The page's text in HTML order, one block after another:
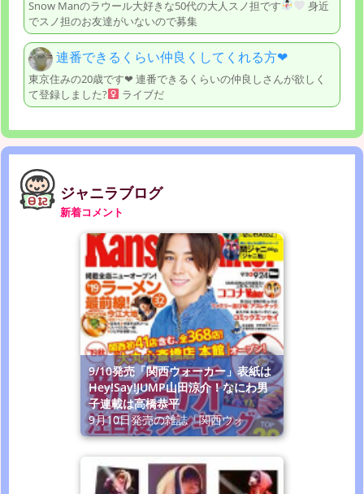
Snow Manのラウール大好きな50代の大人スノ担です
身近
でスノ担のお友達がいないので募集
連番できるくらい仲良くしてくれる方‪‪❤︎‬
東京住みの20歳です‪‪❤︎‬ 連番できるくらいの仲良しさんが欲しく
て登録しました?‍
ライブだ
ジャニラブログ
新着コメント
9/10発売「関西ウォーカー」表紙は
Hey!Say!JUMP山田涼介！なにわ男
子連載は高橋恭平
9月10日発売の雑誌「関西ウォ